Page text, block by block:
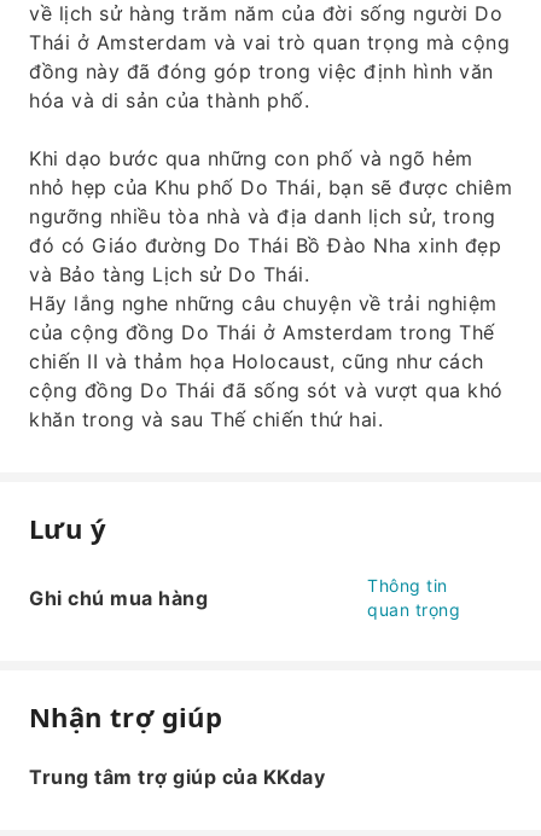
về lịch sử hàng trăm năm của đời sống người Do
Thái ở Amsterdam và vai trò quan trọng mà cộng
đồng này đã đóng góp trong việc định hình văn
hóa và di sản của thành phố.
Khi dạo bước qua những con phố và ngõ hẻm
nhỏ hẹp của Khu phố Do Thái, bạn sẽ được chiêm
ngưỡng nhiều tòa nhà và địa danh lịch sử, trong
đó có Giáo đường Do Thái Bồ Đào Nha xinh đẹp
và Bảo tàng Lịch sử Do Thái.
Hãy lắng nghe những câu chuyện về trải nghiệm
của cộng đồng Do Thái ở Amsterdam trong Thế
chiến II và thảm họa Holocaust, cũng như cách
cộng đồng Do Thái đã sống sót và vượt qua khó
khăn trong và sau Thế chiến thứ hai.
Lưu ý
Ghi chú mua hàng
Thông tin
quan trọng
Nhận trợ giúp
Trung tâm trợ giúp của KKday